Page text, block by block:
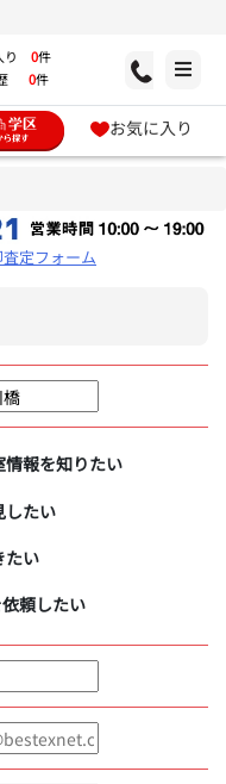
り 0件
歴 0件
お気に入り
査定フォーム
報を知りたい
したい
たい
頼したい